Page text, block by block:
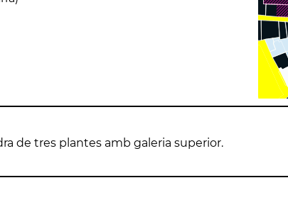
de tres plantes amb galeria superior.